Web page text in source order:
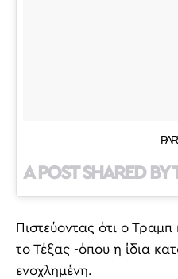
Πιστεύοντας ότι ο
το Τέξας -όπου η ίδια
ενοχλημένη.